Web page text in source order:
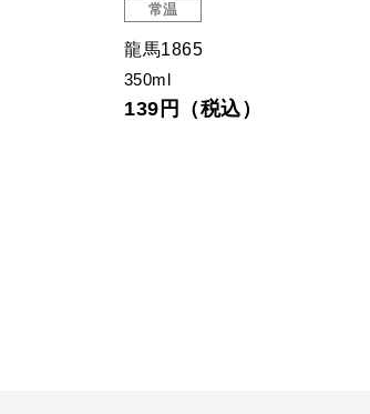
常温
寺岡家の国産有機丸大豆醤油
150ml
636円（税込）